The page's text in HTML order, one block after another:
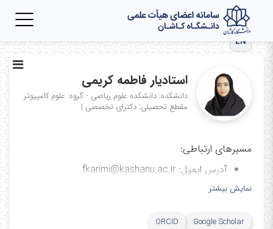
EN
استادیار فاطمه کریمی
دانشکده: دانشکده علوم ریاضی - گروه: علوم کامپیوتر
مقطع تحصیلی: دکترای تخصصی |
مسیرهای ارتباطی:
آدرس ایمیل: fkarimi@kashanu.ac.ir
آیدی پیام‌رسان ایتا: Karimi_kuنمایش بیشتر
Google Scholar
ORCID